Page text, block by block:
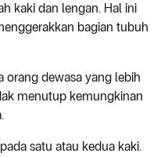
kaki dan lengan. Hal ini
bagian tubuh
orang dewasa yang lebih
menutup kemungkinan
satu atau kedua kaki.